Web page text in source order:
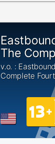
The
v.o. :
Complete